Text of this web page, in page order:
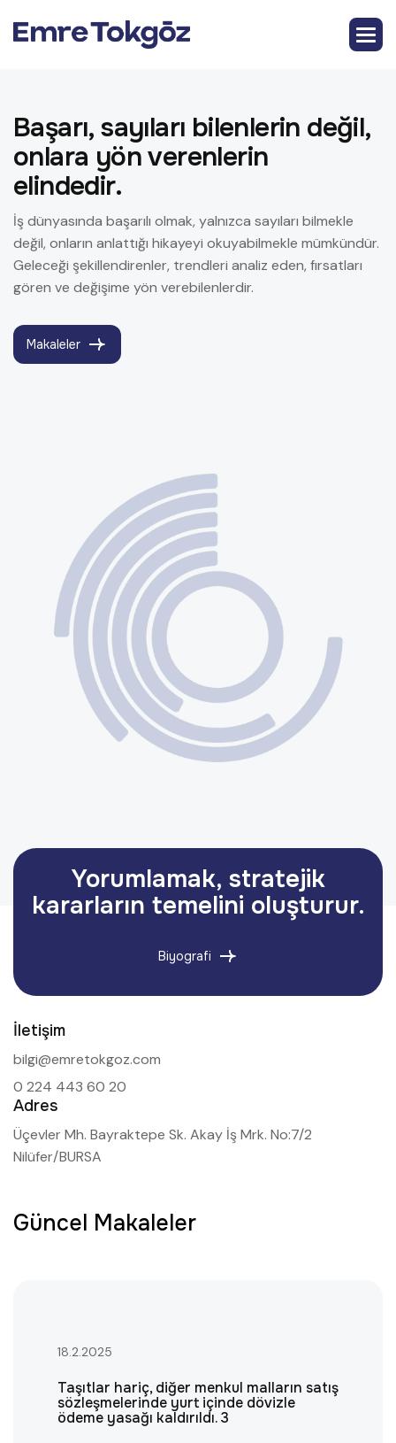
Başarı, sayıları bilenlerin değil,
onlara yön verenlerin
elindedir.
İş dünyasında başarılı olmak, yalnızca sayıları bilmekle
değil, onların anlattığı hikayeyi okuyabilmekle mümkündür.
Geleceği şekillendirenler, trendleri analiz eden, fırsatları
gören ve değişime yön verebilenlerdir.
Makaleler
İletişim
bilgi@emretokgoz.com
0 224 443 60 20
Adres
Üçevler Mh. Bayraktepe Sk. Akay İş Mrk. No:7/2
Nilüfer/BURSA
Yorumlamak, stratejik
kararların temelini oluşturur.
Biyografi
Güncel Makaleler
18.2.2025
Taşıtlar hariç, diğer menkul malların satış
sözleşmelerinde yurt içinde dövizle
ödeme yasağı kaldırıldı. 3